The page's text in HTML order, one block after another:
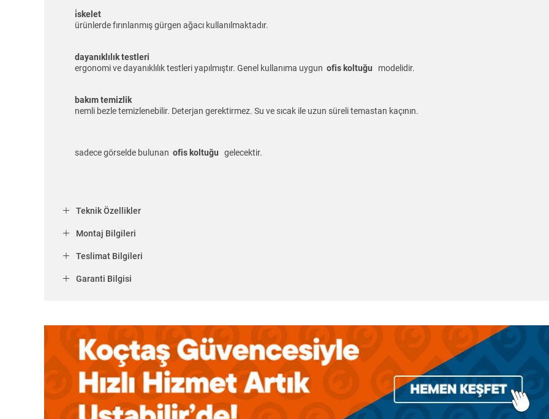
i̇skelet
ürünlerde fırınlanmış gürgen ağacı kullanılmaktadır.
dayanıklılık testleri
ergonomi ve dayanıklılık testleri yapılmıştır. Genel kullanıma uygun ofis koltuğu modelidir.
bakım temizlik
nemli bezle temizlenebilir. Deterjan gerektirmez. Su ve sıcak ile uzun süreli temastan kaçının.
sadece görselde bulunan ofis koltuğu gelecektir.
Teknik Özellikler
Montaj Bilgileri
Teslimat Bilgileri
Garanti Bilgisi